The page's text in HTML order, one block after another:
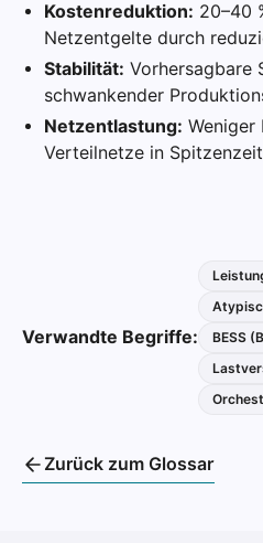
Kostenreduktion: 20–40
Netzentgelte durch
Stabilität: Vorhersagbare
schwankender
Netzentlastung: Weniger
Verteilnetze in
Verwandte Begriffe:
BESS
Zurück zum Glossar